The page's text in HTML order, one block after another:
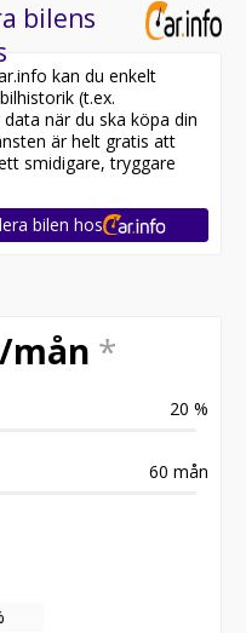
bilens
kan du enkelt
(t.ex.
när du ska köpa din
är helt gratis att
smidigare, tryggare
bilen hos
mån *
20 %
60 mån